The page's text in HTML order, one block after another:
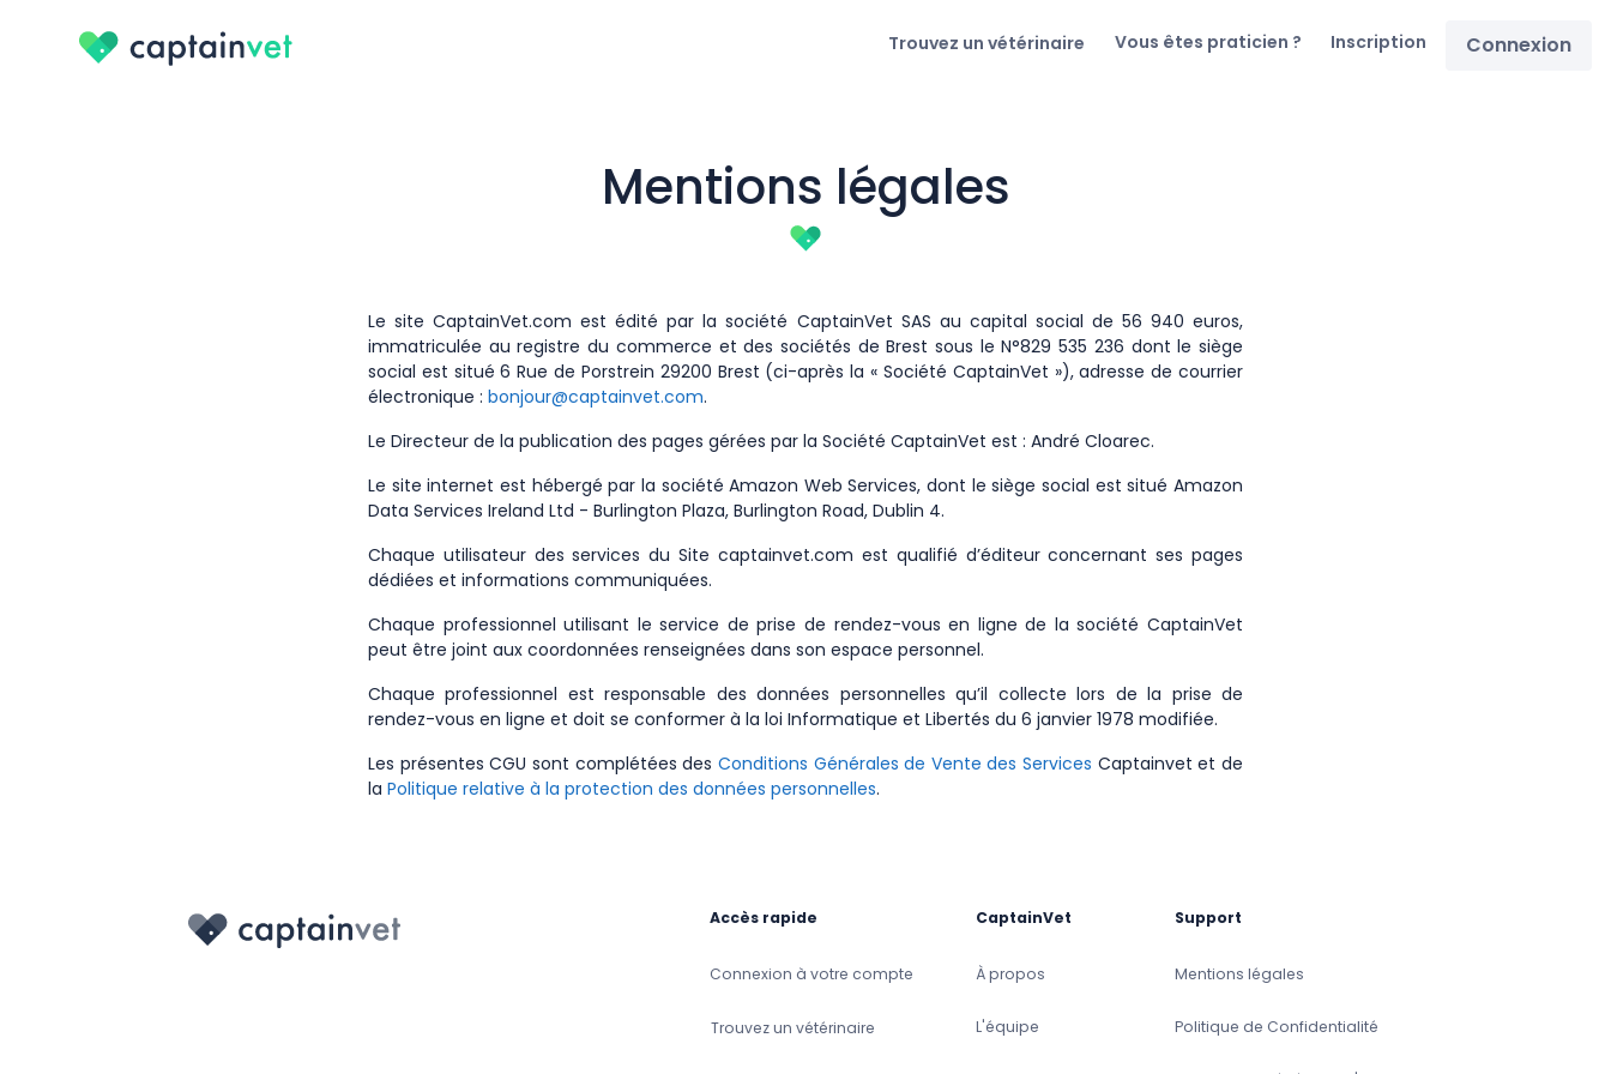
Trouvez un vétérinaire Vous êtes praticien ? Inscription Connexion
Mentions légales
Le site CaptainVet.com est édité par la société CaptainVet SAS au capital social de 56 940 euros,
immatriculée au registre du commerce et des sociétés de Brest sous le N°829 535 236 dont le siège
social est situé 6 Rue de Porstrein 29200 Brest (ci-après la « Société CaptainVet »), adresse de courrier
électronique : bonjour@captainvet.com.
Le Directeur de la publication des pages gérées par la Société CaptainVet est : André Cloarec.
Le site internet est hébergé par la société Amazon Web Services, dont le siège social est situé Amazon
Data Services Ireland Ltd - Burlington Plaza, Burlington Road, Dublin 4.
Chaque utilisateur des services du Site captainvet.com est qualifié d’éditeur concernant ses pages
dédiées et informations communiquées.
Chaque professionnel utilisant le service de prise de rendez-vous en ligne de la société CaptainVet
peut être joint aux coordonnées renseignées dans son espace personnel.
Chaque professionnel est responsable des données personnelles qu’il collecte lors de la prise de
rendez-vous en ligne et doit se conformer à la loi Informatique et Libertés du 6 janvier 1978 modifiée.
Les présentes CGU sont complétées des Conditions Générales de Vente des Services Captainvet et de
la Politique relative à la protection des données personnelles.
Accès rapide
Connexion à votre compte
Trouvez un vétérinaire
CaptainVet
À propos
L'équipe
Support
Mentions légales
Politique de Confidentialité